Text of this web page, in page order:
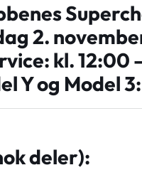
2.
kl. 12:00
Y og Model
deler):